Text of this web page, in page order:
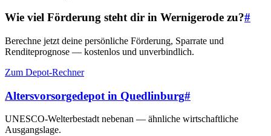
Wie viel Förderung steht dir in Wernigerode zu?#
Berechne jetzt deine persönliche Förderung, Sparrate und
Renditeprognose — kostenlos und unverbindlich.
Zum Depot-Rechner
Altersvorsorgedepot in Quedlinburg#
UNESCO-Welterbestadt nebenan — ähnliche wirtschaftliche
Ausgangslage.